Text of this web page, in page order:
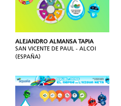
ALEJANDRO ALMANSA TAPIA
SAN VICENTE DE PAUL - ALCOI
(ESPAÑA)